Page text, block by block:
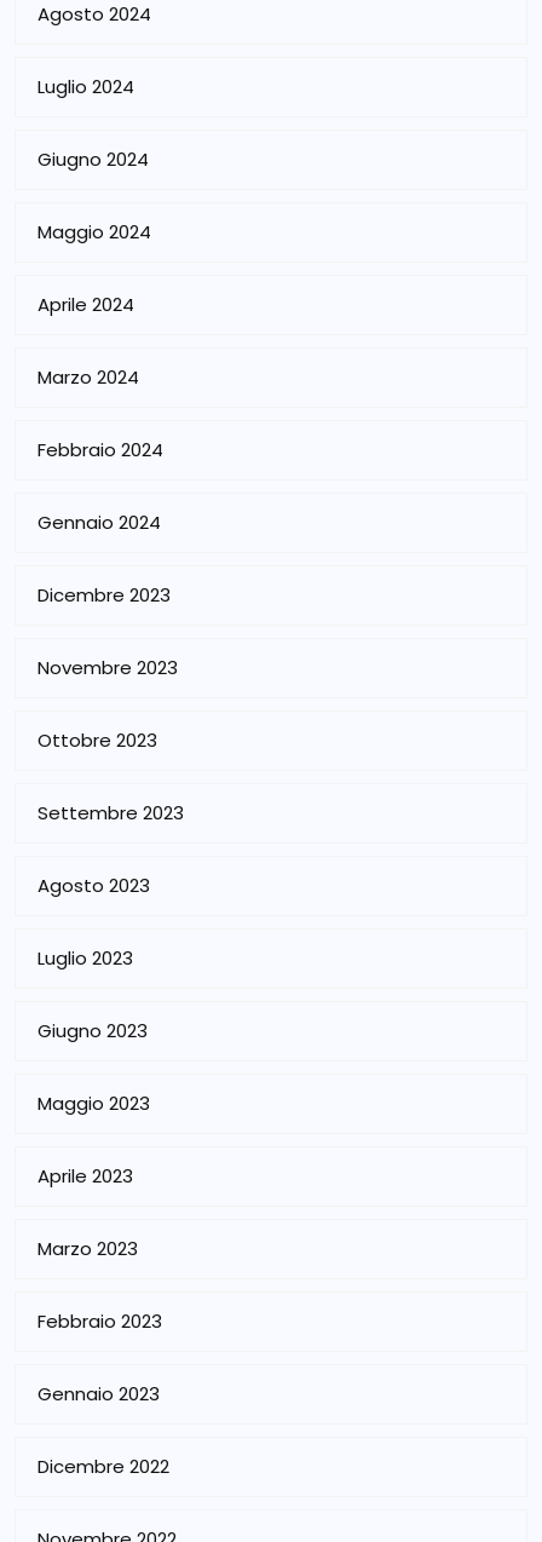
Agosto 2024
Luglio 2024
Giugno 2024
Maggio 2024
Aprile 2024
Marzo 2024
Febbraio 2024
Gennaio 2024
Dicembre 2023
Novembre 2023
Ottobre 2023
Settembre 2023
Agosto 2023
Luglio 2023
Giugno 2023
Maggio 2023
Aprile 2023
Marzo 2023
Febbraio 2023
Gennaio 2023
Dicembre 2022